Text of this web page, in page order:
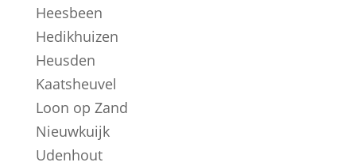
Heesbeen
Hedikhuizen
Heusden
Kaatsheuvel
Loon op Zand
Nieuwkuijk
Udenhout